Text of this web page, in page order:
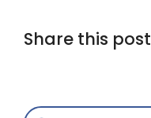
Share this post